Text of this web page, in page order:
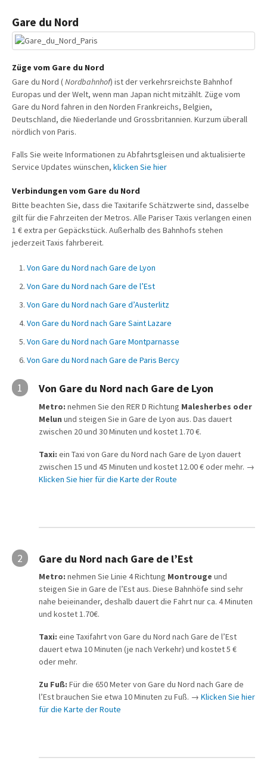
Gare du Nord
Züge vom Gare du Nord
Gare du Nord (Nordbahnhof) ist der verkehrsreichste Bahnhof
Europas und der Welt, wenn man Japan nicht mitzählt. Züge vom
Gare du Nord fahren in den Norden Frankreichs, Belgien,
Deutschland, die Niederlande und Grossbritannien. Kurzum überall
nördlich von Paris.
Falls Sie weite Informationen zu Abfahrtsgleisen und aktualisierte
Service Updates wünschen, klicken Sie hier
Verbindungen vom Gare du Nord
Bitte beachten Sie, dass die Taxitarife Schätzwerte sind, dasselbe
gilt für die Fahrzeiten der Metros. Alle Pariser Taxis verlangen einen
1 € extra per Gepäckstück. Außerhalb des Bahnhofs stehen
jederzeit Taxis fahrbereit.
Von Gare du Nord nach Gare de Lyon
Von Gare du Nord nach Gare de l’Est
Von Gare du Nord nach Gare d’Austerlitz
Von Gare du Nord nach Gare Saint Lazare
Von Gare du Nord nach Gare Montparnasse
Von Gare du Nord nach Gare de Paris Bercy
1 Von Gare du Nord nach Gare de Lyon
Metro: nehmen Sie den RER D Richtung Malesherbes oder
Melun und steigen Sie in Gare de Lyon aus. Das dauert
zwischen 20 und 30 Minuten und kostet 1.70 €.
Taxi: ein Taxi von Gare du Nord nach Gare de Lyon dauert
zwischen 15 und 45 Minuten und kostet 12.00 € oder mehr. →
Klicken Sie hier für die Karte der Route
2 Gare du Nord nach Gare de l’Est
Metro: nehmen Sie Linie 4 Richtung Montrouge und
steigen Sie in Gare de l’Est aus. Diese Bahnhöfe sind sehr
nahe beieinander, deshalb dauert die Fahrt nur ca. 4 Minuten
und kostet 1.70€.
Taxi: eine Taxifahrt von Gare du Nord nach Gare de l’Est
dauert etwa 10 Minuten (je nach Verkehr) und kostet 5 €
oder mehr.
Zu Fuß: Für die 650 Meter von Gare du Nord nach Gare de
l’Est brauchen Sie etwa 10 Minuten zu Fuß. → Klicken Sie hier
für die Karte der Route